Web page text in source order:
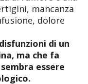
mancanza
dolore
di un
ma che fa
essere